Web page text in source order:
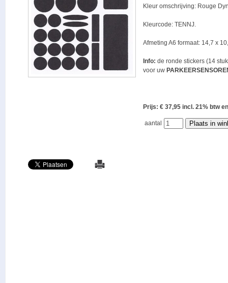
Kleur omschrijving: Rouge
Kleurcode: TENNJ.
Afmeting A6 formaat: 14,7 x
Info: de ronde stickers (14
voor uw
Prijs: € 37,95 incl. 21% btw
aantal